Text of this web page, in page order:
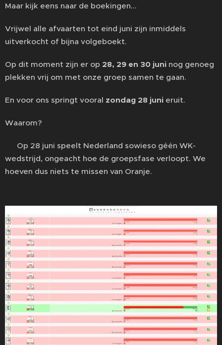
Maar kijk eens naar de boekingen...
Vrijwel alle afvaarten tot eind juni zijn inmiddels
uitverkocht of bijna volgeboekt.
Op dit moment zijn er op 28, 29 en 30 juni nog genoeg
plekken vrij om met onze groep samen te gaan.
En voor ons springt vooral zondag 28 juni eruit.
Waarom?
⚽ Op 28 juni speelt Nederland sowieso géén WK-
wedstrijd, ongeacht hoe de groepsfase verloopt. We
hoeven dus niets te missen van Oranje.